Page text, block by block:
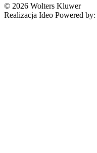
© 2026 Wolters Kluwer
Realizacja Ideo Powered by: